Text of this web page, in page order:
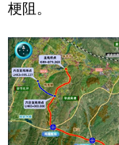
新疆
多语种频道
梗阻。